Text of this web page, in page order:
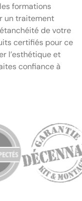
formations
un traitement
de votre
certifiés pour ce
l’esthétique et
confiance à